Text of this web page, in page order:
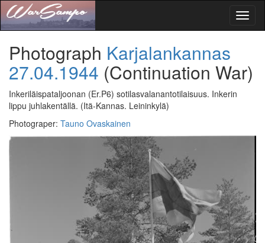
Photograph Karjalankannas
27.04.1944 (Continuation War)
Inkeriläispataljoonan (Er.P6) sotilasvalanantotilaisuus. Inkerin
lippu juhlakentällä. (Itä-Kannas. Leininkylä)
Photograper: Tauno Ovaskainen